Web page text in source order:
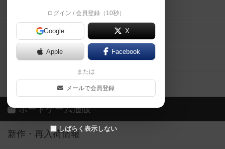
ログイン / 会員登録（10秒）
Google X
Apple Facebook
または
メールで会員登録
しばらく表示しない
掲示板・トピックス
ボドとも・会員一覧
ボードゲーム業界コラム
ボドゲーマご利用案内
ボードゲーム通販
新作・再入荷情報